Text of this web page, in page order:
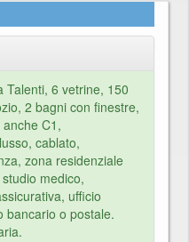
Talenti, 6 vetrine, 150
2 bagni con finestre,
C1,
cablato,
zona residenziale
medico,
ufficio
bancario o postale.